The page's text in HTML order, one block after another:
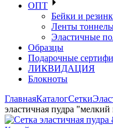
ОПТ
Бейки и
Ленты
Эластичные
Образцы
Подарочные
ЛИКВИДАЦИЯ
Блокноты
ГлавнаяКаталогСетки
эластичная пудра